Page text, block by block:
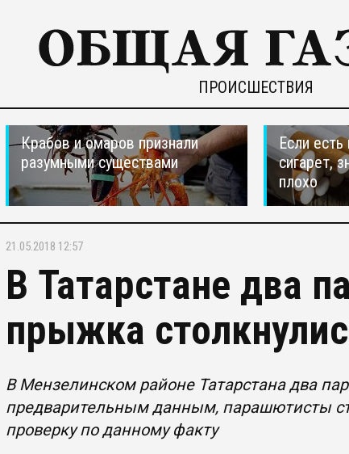
ПРОИСШЕСТВИЯ
Крабов и омаров признали
разумными существами
Если
сигарет,
плохо
21.05.2018 12:57
В Татарстане два
прыжка
В Мензелинском районе Татарстана два
предварительным данным, парашютисты
проверку по данному факту